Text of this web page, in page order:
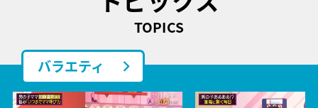
TOPICS
バラエティ